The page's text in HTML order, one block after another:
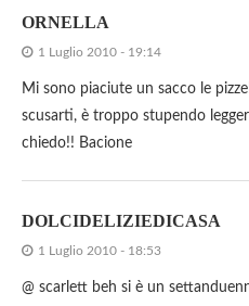
ORNELLA
1 Luglio 2010 - 19:14
Mi sono piaciute un sacco le
scusarti, è troppo stupendo
chiedo!! Bacione
DOLCIDELIZIEDICASA
1 Luglio 2010 - 18:53
@ scarlett beh si è un